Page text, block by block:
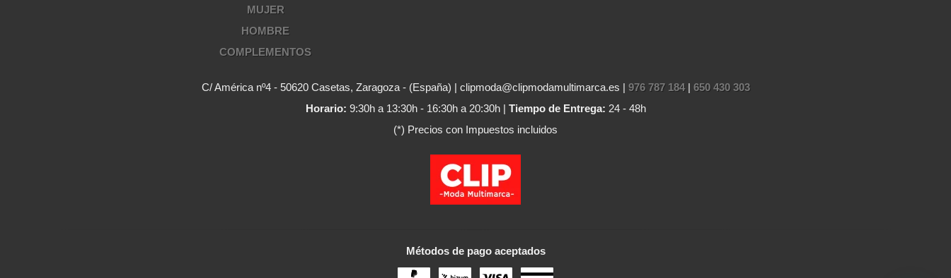
MUJER
HOMBRE
COMPLEMENTOS
C/ América nº4 - 50620 Casetas, Zaragoza - (España) | clipmoda@clipmodamultimarca.es | 976 787 184| 650 430 303
Horario: 9:30h a 13:30h - 16:30h a 20:30h | Tiempo de Entrega: 24 - 48h
(*) Precios con Impuestos incluidos
Métodos de pago aceptados